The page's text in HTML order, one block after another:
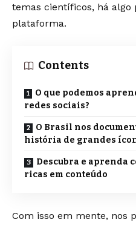
temas científicos, há algo
plataforma.
Contents
O que podemos
redes sociais?
O Brasil nos
história de grandes
Descubra e aprenda
ricas em conteúdo
Com isso em mente, nos